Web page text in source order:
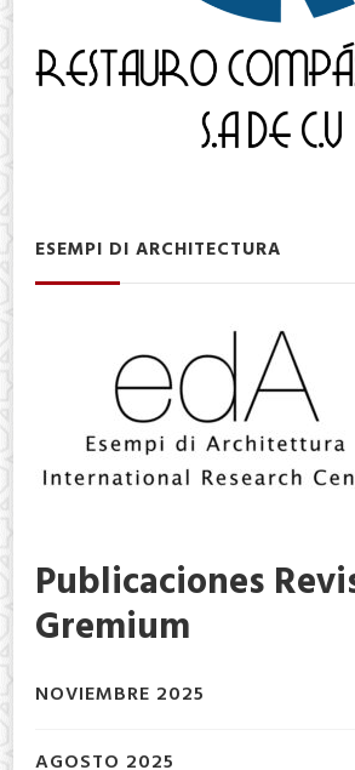
ESEMPI DI ARCHITECTURA
Publicaciones
Gremium
NOVIEMBRE 2025
AGOSTO 2025